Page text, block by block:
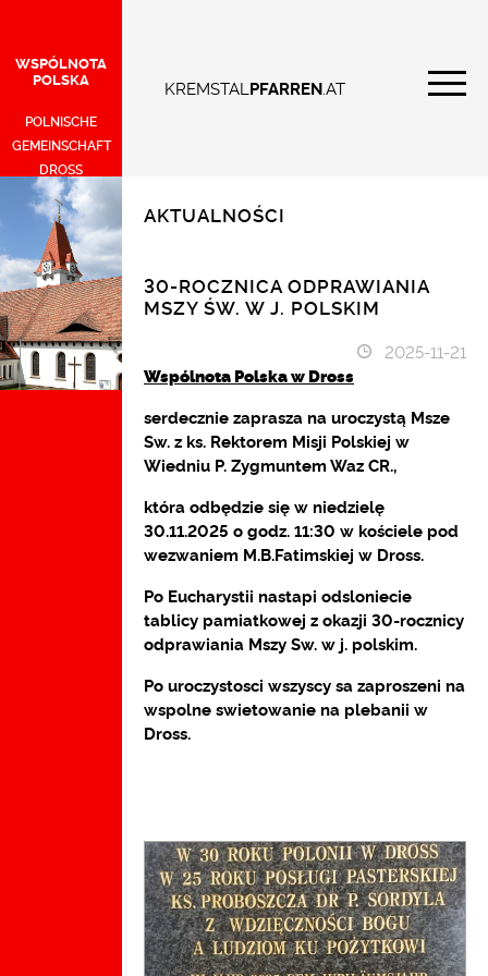
WSPÓLNOTA
POLSKA
POLNISCHE
GEMEINSCHAFT
DROSS
KREMSTAL PFARREN.AT
AKTUALNOŚCI
30-ROCZNICA ODPRAWIANIA
MSZY ŚW. W J. POLSKIM
2025-11-21
Wspólnota Polska w Dross
serdecznie zaprasza na uroczystą Msze
Sw. z ks. Rektorem Misji Polskiej w
Wiedniu P. Zygmuntem Waz CR.,
która odbędzie się w niedzielę
30.11.2025 o godz. 11:30 w kościele pod
wezwaniem M.B.Fatimskiej w Dross.
Po Eucharystii nastapi odsloniecie
tablicy pamiatkowej z okazji 30-rocznicy
odprawiania Mszy Sw. w j. polskim.
Po uroczystosci wszyscy sa zaproszeni na
wspolne swietowanie na plebanii w
Dross.